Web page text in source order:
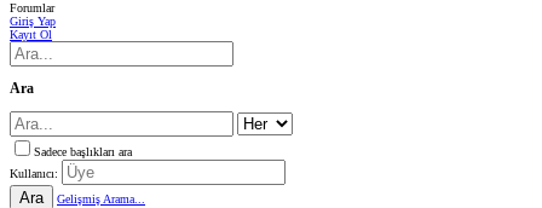
Forumlar
Giriş Yap
Kayıt Ol
Ara
Sadece başlıkları ara
Kullanıcı:
Ara Gelişmiş Arama...